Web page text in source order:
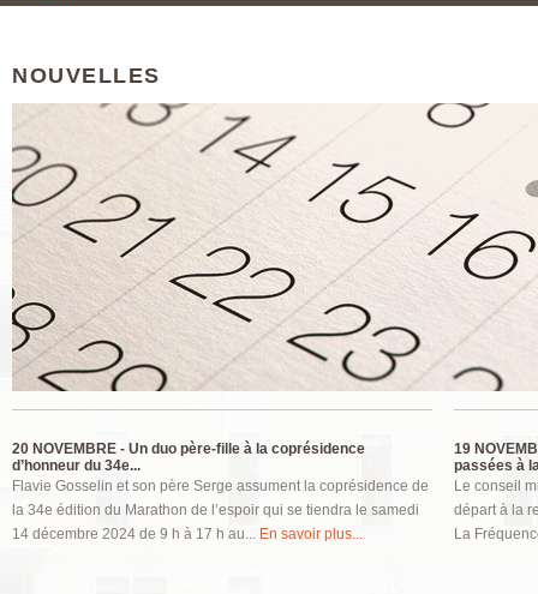
NOUVELLES
20 NOVEMBRE - Un duo père-fille à la coprésidence
d’honneur du 34e...
Flavie Gosselin et son père Serge assument la coprésidence de
la 34e édition du Marathon de l’espoir qui se tiendra le samedi
14 décembre 2024 de 9 h à 17 h au... En savoir plus...
19
passées à
Le conseil
départ à la
La
Pages